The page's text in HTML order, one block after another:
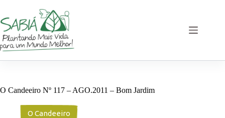
o
conteúdo
O Candeeiro Nº 117 – AGO.2011 – Bom Jardim
O Candeeiro